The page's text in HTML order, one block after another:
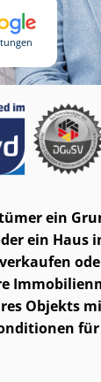
ein
ein Haus
Objekts
für